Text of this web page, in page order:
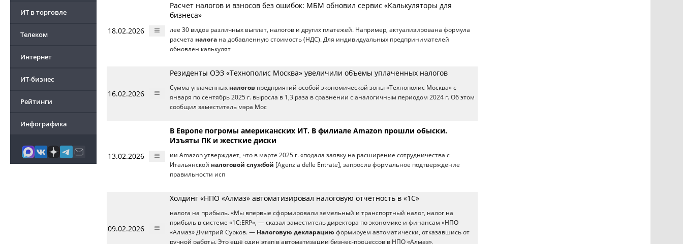
ИТ в торговле
Телеком
Интернет
ИТ-бизнес
Рейтинги
Инфографика
18.02.2026
Расчет налогов и взносов без ошибок: МБМ обновил сервис «Калькуляторы для
бизнеса»
лее 30 видов различных выплат, налогов и других платежей. Например, актуализирована формула
расчета налога на добавленную стоимость (НДС). Для индивидуальных предпринимателей
обновлен калькулят
16.02.2026
Резиденты ОЭЗ «Технополис Москва» увеличили объемы уплаченных налогов
Сумма уплаченных налогов предприятий особой экономической зоны «Технополис Москва» с
января по сентябрь 2025 г. выросла в 1,3 раза в сравнении с аналогичным периодом 2024 г. Об этом
сообщил заместитель мэра Мос
13.02.2026
В Европе погромы американских ИТ. В филиале Amazon прошли обыски.
Изъяты ПК и жесткие диски
ии Amazon утверждает, что в марте 2025 г. «подала заявку на расширение сотрудничества с
Итальянской налоговой службой [Agenzia delle Entrate], запросив формальное подтверждение
правильности исп
09.02.2026
Холдинг «НПО «Алмаз» автоматизировал налоговую отчётность в «1С»
налога на прибыль. «Мы впервые сформировали земельный и транспортный налог, налог на
прибыль в системе «1С:ERP», — сказал заместитель директора по экономике и финансам «НПО
«Алмаз» Дмитрий Сурков. — Налоговую декларацию формируем автоматически, отказавшись от
ручной работы. Это ещё один этап в автоматизации бизнес-процессов в НПО «Алмаз»,